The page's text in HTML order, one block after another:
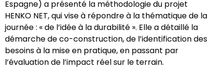
Espagne) a présenté la méthodologie du projet
HENKO NET, qui vise à répondre à la thématique de la
journée : « de l’idée à la durabilité ». Elle a détaillé la
démarche de co-construction, de l’identification des
besoins à la mise en pratique, en passant par
l’évaluation de l’impact réel sur le terrain.